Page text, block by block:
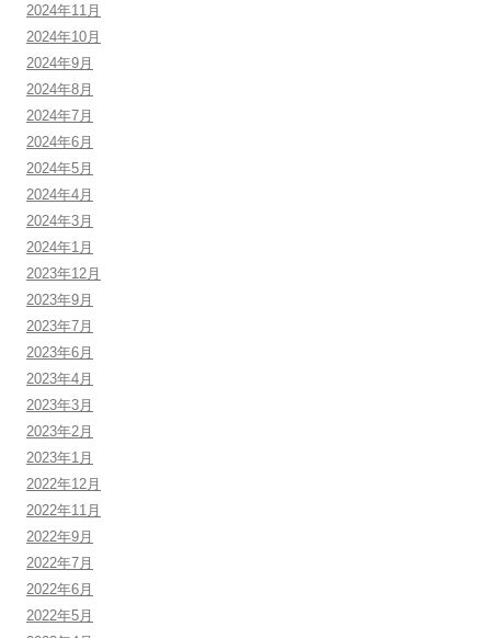
2024年11月
2024年10月
2024年9月
2024年8月
2024年7月
2024年6月
2024年5月
2024年4月
2024年3月
2024年1月
2023年12月
2023年9月
2023年7月
2023年6月
2023年4月
2023年3月
2023年2月
2023年1月
2022年12月
2022年11月
2022年9月
2022年7月
2022年6月
2022年5月